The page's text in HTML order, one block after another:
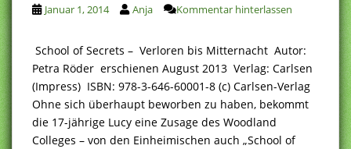
Januar 1, 2014 Anja Kommentar hinterlassen
School of Secrets – Verloren bis Mitternacht Autor:
Petra Röder erschienen August 2013 Verlag: Carlsen
(Impress) ISBN: 978-3-646-60001-8 (c) Carlsen-Verlag
Ohne sich überhaupt beworben zu haben, bekommt
die 17-jährige Lucy eine Zusage des Woodland
Colleges – von den Einheimischen auch „School of